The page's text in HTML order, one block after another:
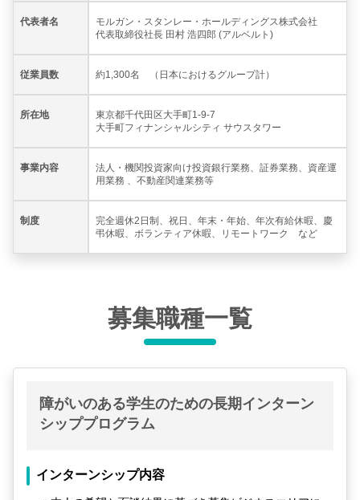
代表者名
モルガン・スタンレー・ホールディングス株式会社
代表取締役社長 田村 浩四郎 (アルベルト)
従業員数 約1,300名 （日本におけるグループ計）
所在地
東京都千代田区大手町1-9-7
大手町フィナンシャルシティ サウスタワー
事業内容
法人・機関投資家向け投資銀行業務、証券業務、資産運
用業務 、不動産関連業務等
制度
完全週休2日制、祝日、年末・年始、年次有給休暇、慶
弔休暇、ボランティア休暇、リモートワーク など
募集職種一覧
障がいのある学生のための長期インターン
シッププログラム
インターンシップ内容